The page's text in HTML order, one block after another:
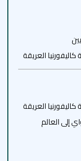
العريقة
العريقة
إلى العالم